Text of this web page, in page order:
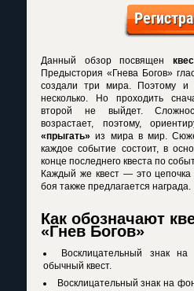
Данный обзор посвящен
Предыстория «Гнева Богов»
создали три мира. Поэтому и
несколько. Но проходить
второй не выйдет.
возрастает, поэтому,
«прыгать» из мира в мир.
каждое событие состоит, в
конце последнего квеста по
Каждый же квест — это цепочка
боя также предлагается награда.
Как обозначают
«Гнев Богов»
Восклицательный знак
обычный квест.
Восклицательный знак на